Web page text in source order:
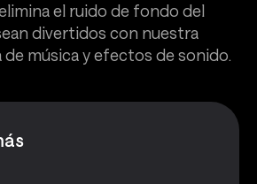
el ruido de fondo del
divertidos con nuestra
música y efectos de sonido.